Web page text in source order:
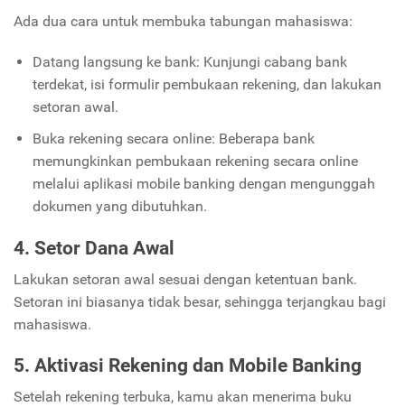
Ada dua cara untuk membuka tabungan mahasiswa:
Datang langsung ke bank: Kunjungi cabang bank
terdekat, isi formulir pembukaan rekening, dan lakukan
setoran awal.
Buka rekening secara online: Beberapa bank
memungkinkan pembukaan rekening secara online
melalui aplikasi mobile banking dengan mengunggah
dokumen yang dibutuhkan.
4. Setor Dana Awal
Lakukan setoran awal sesuai dengan ketentuan bank.
Setoran ini biasanya tidak besar, sehingga terjangkau bagi
mahasiswa.
5. Aktivasi Rekening dan Mobile Banking
Setelah rekening terbuka, kamu akan menerima buku